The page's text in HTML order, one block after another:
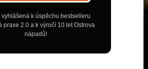
vyhlášená k úspěchu bestselleru
praxe 2.0 a k výročí 10 let Ostrova
nápadů!